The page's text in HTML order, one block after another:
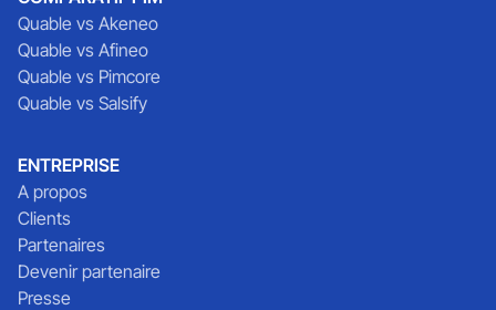
Quable vs Akeneo
Quable vs Afineo
Quable vs Pimcore
Quable vs Salsify
ENTREPRISE
A propos
Clients
Partenaires
Devenir partenaire
Presse